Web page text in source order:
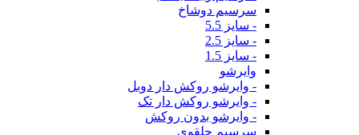
سرسیم دوشاخ
- سایز 5.5
- سایز 2.5
- سایز 1.5
وایرشو
- وایرشو روکش دار دوبل
- وایرشو روکش دار تک
- وایرشو بدون روکش
سرسیم حلقوی